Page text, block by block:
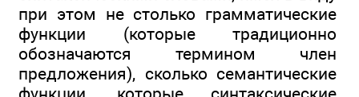
при этом не столько грамматические
функции (которые традиционно
обозначаются термином член
предложения), сколько семантические